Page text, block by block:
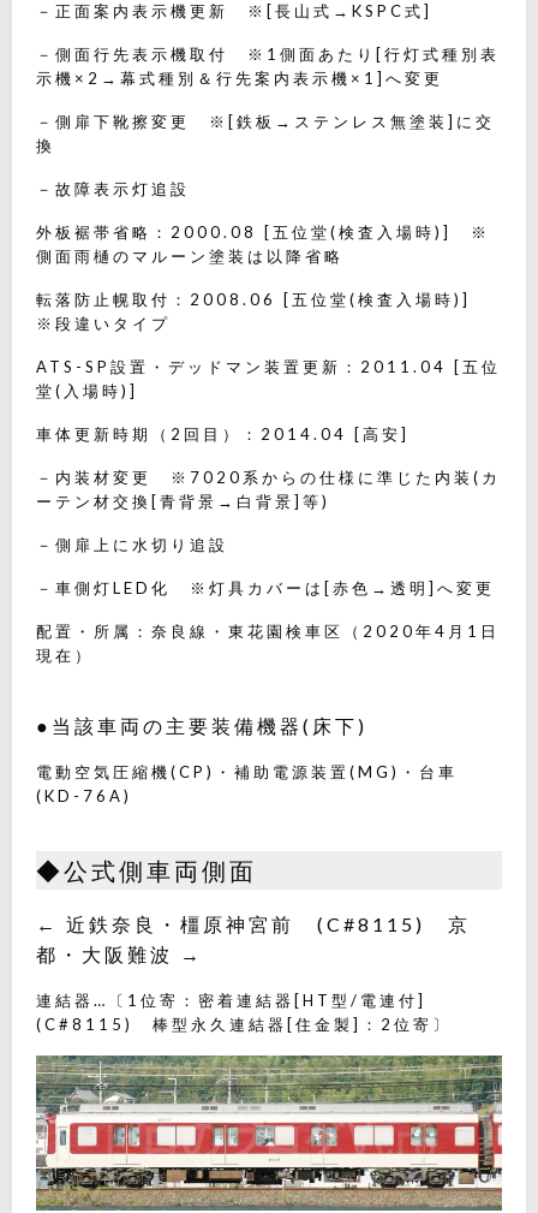
－正面案内表示機更新 ※[長山式→KSPC式]
－側面行先表示機取付 ※1側面あたり[行灯式種別表
示機×2→幕式種別＆行先案内表示機×1]へ変更
－側扉下靴擦変更 ※[鉄板→ステンレス無塗装]に交
換
－故障表示灯追設
外板裾帯省略：2000.08 [五位堂(検査入場時)] ※
側面雨樋のマルーン塗装は以降省略
転落防止幌取付：2008.06 [五位堂(検査入場時)]
※段違いタイプ
ATS-SP設置・デッドマン装置更新：2011.04 [五位
堂(入場時)]
車体更新時期（2回目）：2014.04 [高安]
－内装材変更 ※7020系からの仕様に準じた内装(カ
ーテン材交換[青背景→白背景]等)
－側扉上に水切り追設
－車側灯LED化 ※灯具カバーは[赤色→透明]へ変更
配置・所属：奈良線・東花園検車区（2020年4月1日
現在）
●当該車両の主要装備機器(床下)
電動空気圧縮機(CP)・補助電源装置(MG)・台車
(KD-76A)
◆公式側車両側面
← 近鉄奈良・橿原神宮前 (C#8115) 京
都・大阪難波 →
連結器…〔1位寄：密着連結器[HT型/電連付]
(C#8115) 棒型永久連結器[住金製]：2位寄〕